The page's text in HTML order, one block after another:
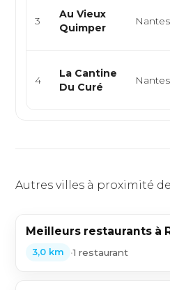
3
Au Vieux
Quimper
Nantes
4
La Cantine
Du Curé
Nantes
Autres villes à proximité
Meilleurs restaurants à
3,0 km •1 restaurant